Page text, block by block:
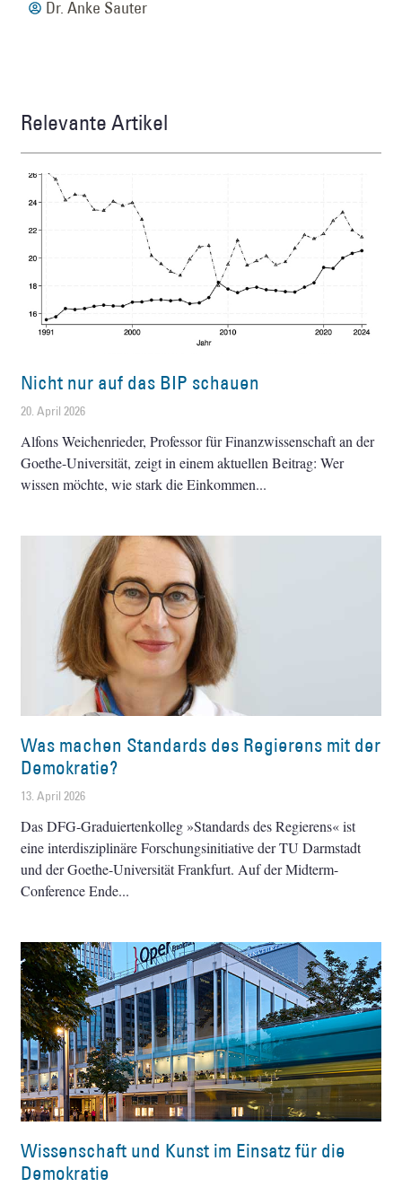
Dr. Anke Sauter
Relevante Artikel
Nicht nur auf das BIP schauen
20. April 2026
Alfons Weichenrieder, Professor für Finanzwissenschaft an der
Goethe-Universität, zeigt in einem aktuellen Beitrag: Wer
wissen möchte, wie stark die Einkommen
Was machen Standards des Regierens mit der
Demokratie?
13. April 2026
Das DFG-Graduiertenkolleg »Standards des Regierens« ist
eine interdisziplinäre Forschungsinitiative der TU Darmstadt
und der Goethe-Universität Frankfurt. Auf der Midterm-
Conference Ende
Wissenschaft und Kunst im Einsatz für die
Demokratie